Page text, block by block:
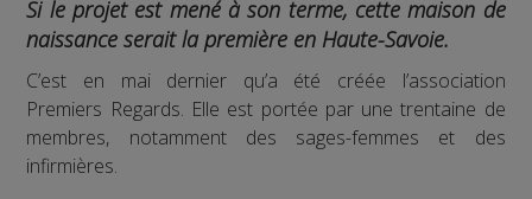
Si le projet est mené à son terme, cette maison de
naissance serait la première en Haute-Savoie.
C’est en mai dernier qu’a été créée l’association
Premiers Regards. Elle est portée par une trentaine de
membres, notamment des sages-femmes et des
infirmières.